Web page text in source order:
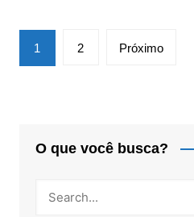
Paginação
de
1 2 Próximo
O que você busca?